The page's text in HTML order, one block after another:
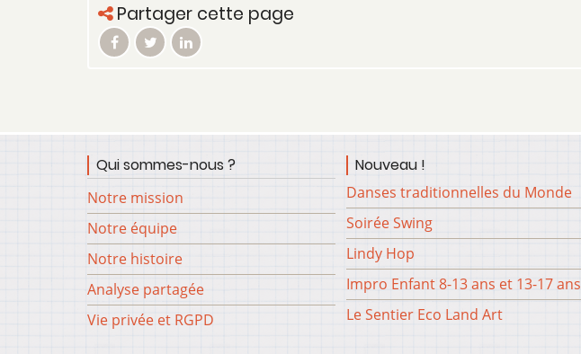
Partager cette page
Qui sommes-nous ?
Notre mission
Notre équipe
Notre histoire
Analyse partagée
Vie privée et RGPD
Nouveau !
Danses traditionnelles du Monde
Soirée Swing
Lindy Hop
Impro Enfant 8-13 ans et 13-17 ans
Le Sentier Eco Land Art